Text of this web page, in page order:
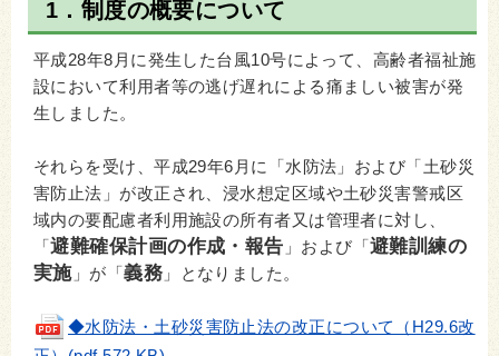
1．制度の概要について
平成28年8月に発生した台風10号によって、高齢者福祉施
設において利用者等の逃げ遅れによる痛ましい被害が発
生しました。
それらを受け、平成29年6月に「水防法」および「土砂災
害防止法」が改正され、浸水想定区域や土砂災害警戒区
域内の要配慮者利用施設の所有者又は管理者に対し、
「避難確保計画の作成・報告 」および「避難訓練の
実施」が「義務 」となりました。
◆水防法・土砂災害防止法の改正について（H29.6改